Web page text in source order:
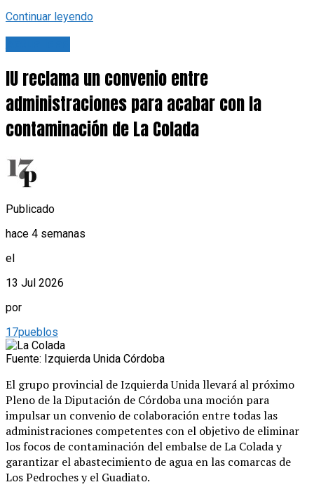
Continuar leyendo
IU reclama un convenio entre
administraciones para acabar con la
contaminación de La Colada
Publicado
hace 4 semanas
el
13 Jul 2026
por
17pueblos
Fuente: Izquierda Unida Córdoba
El grupo provincial de Izquierda Unida llevará al próximo
Pleno de la Diputación de Córdoba una moción para
impulsar un convenio de colaboración entre todas las
administraciones competentes con el objetivo de eliminar
los focos de contaminación del embalse de La Colada y
garantizar el abastecimiento de agua en las comarcas de
Los Pedroches y el Guadiato.